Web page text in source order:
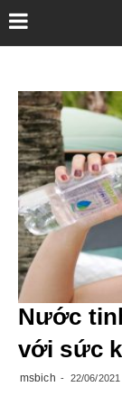
content
Nước
với sức
msbich 22/06/2021